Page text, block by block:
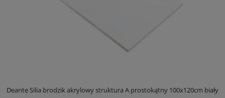
Deante Silia brodzik akrylowy struktura A prostokątny 100x120cm biały